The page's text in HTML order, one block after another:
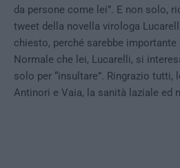
da persone come lei”. E non solo,
tweet della novella virologa
chiesto, perché sarebbe
Normale che lei, Lucarelli, si
solo per “insultare”. Ringrazio tutti,
Antinori e Vaia, la sanità laziale ed